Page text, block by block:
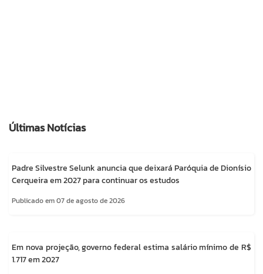
Últimas Notícias
Padre Silvestre Selunk anuncia que deixará Paróquia de Dionísio
Cerqueira em 2027 para continuar os estudos
Publicado em 07 de agosto de 2026
Em nova projeção, governo federal estima salário mínimo de R$
1.717 em 2027